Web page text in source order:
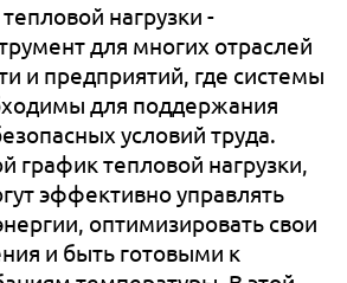
нагрузки -
для многих отраслей
и предприятий, где системы
для поддержания
условий труда.
график тепловой нагрузки,
эффективно управлять
оптимизировать свои
и быть готовыми к